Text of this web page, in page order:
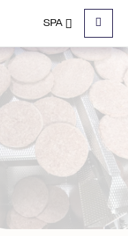
SPA
Menu